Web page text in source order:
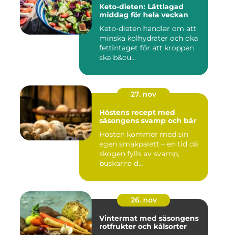
Keto-dieten: Lättlagad
middag för hela veckan
Keto-dieten handlar om att
minska kolhydrater och öka
fettintaget för att kroppen
ska b&ou...
27. nov
Höstens recept med
säsongens svamp och bär
Hösten kommer med sin
egen smakpalett – en tid då
skogen fylls av svamp,
buskarna d...
26. nov
Vintermat med säsongens
rotfrukter och kålsorter